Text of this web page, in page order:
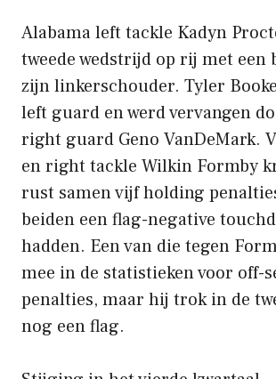
Alabama left tackle Kadyn
tweede wedstrijd op rij met een
zijn linkerschouder. Tyler
left guard en werd vervangen
right guard Geno VanDeMark.
en right tackle Wilkin Formby
rust samen vijf holding
beiden een flag-negative
hadden. Een van die tegen
mee in de statistieken voor off-
penalties, maar hij trok in de
nog een flag.